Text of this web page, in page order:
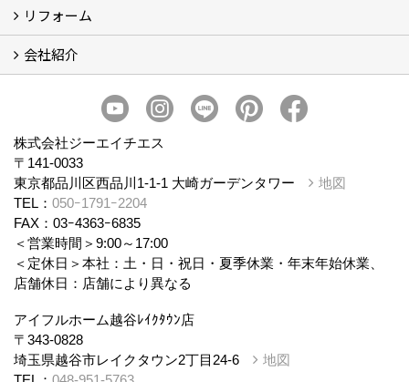
商品ラインナップ
リフォーム
まるごと断熱リフォーム
イベント情報
施工事例
会社紹介
スタッフ紹介
個人情報保護方針
株式会社ジーエイチエス
〒141-0033
東京都品川区西品川1-1-1 大崎ガーデンタワー
地図
TEL： 050ｰ1791ｰ2204
FAX：03ｰ4363ｰ6835
＜営業時間＞9:00～17:00
＜定休日＞本社：土・日・祝日・夏季休業・年末年始休業、
店舗休日：店舗により異なる
アイフルホーム越谷ﾚｲｸﾀｳﾝ店
〒343-0828
埼玉県越谷市レイクタウン2丁目24-6
地図